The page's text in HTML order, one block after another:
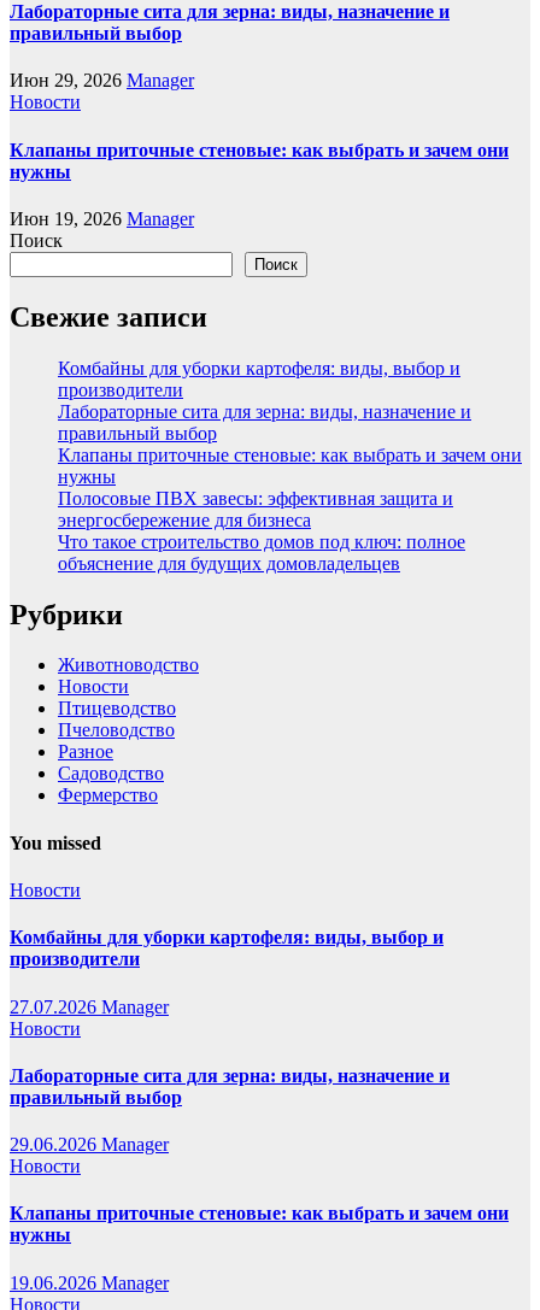
Лабораторные сита для зерна: виды, назначение и
правильный выбор
Июн 29, 2026 Manager
Новости
Клапаны приточные стеновые: как выбрать и зачем они
нужны
Июн 19, 2026 Manager
Поиск
Поиск
Свежие записи
Комбайны для уборки картофеля: виды, выбор и
производители
Лабораторные сита для зерна: виды, назначение и
правильный выбор
Клапаны приточные стеновые: как выбрать и зачем они
нужны
Полосовые ПВХ завесы: эффективная защита и
энергосбережение для бизнеса
Что такое строительство домов под ключ: полное
объяснение для будущих домовладельцев
Рубрики
Животноводство
Новости
Птицеводство
Пчеловодство
Разное
Садоводство
Фермерство
You missed
Новости
Комбайны для уборки картофеля: виды, выбор и
производители
27.07.2026 Manager
Новости
Лабораторные сита для зерна: виды, назначение и
правильный выбор
29.06.2026 Manager
Новости
Клапаны приточные стеновые: как выбрать и зачем они
нужны
19.06.2026 Manager
Новости